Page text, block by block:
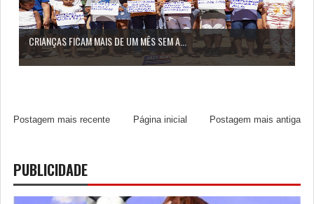
CRIANÇAS FICAM MAIS DE UM MÊS SEM A...
Postagem mais recente Postagem mais antiga
Página inicial
PUBLICIDADE